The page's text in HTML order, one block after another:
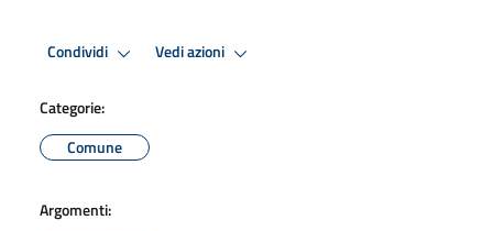
Condividi Vedi azioni
Categorie:
Comune
Argomenti: